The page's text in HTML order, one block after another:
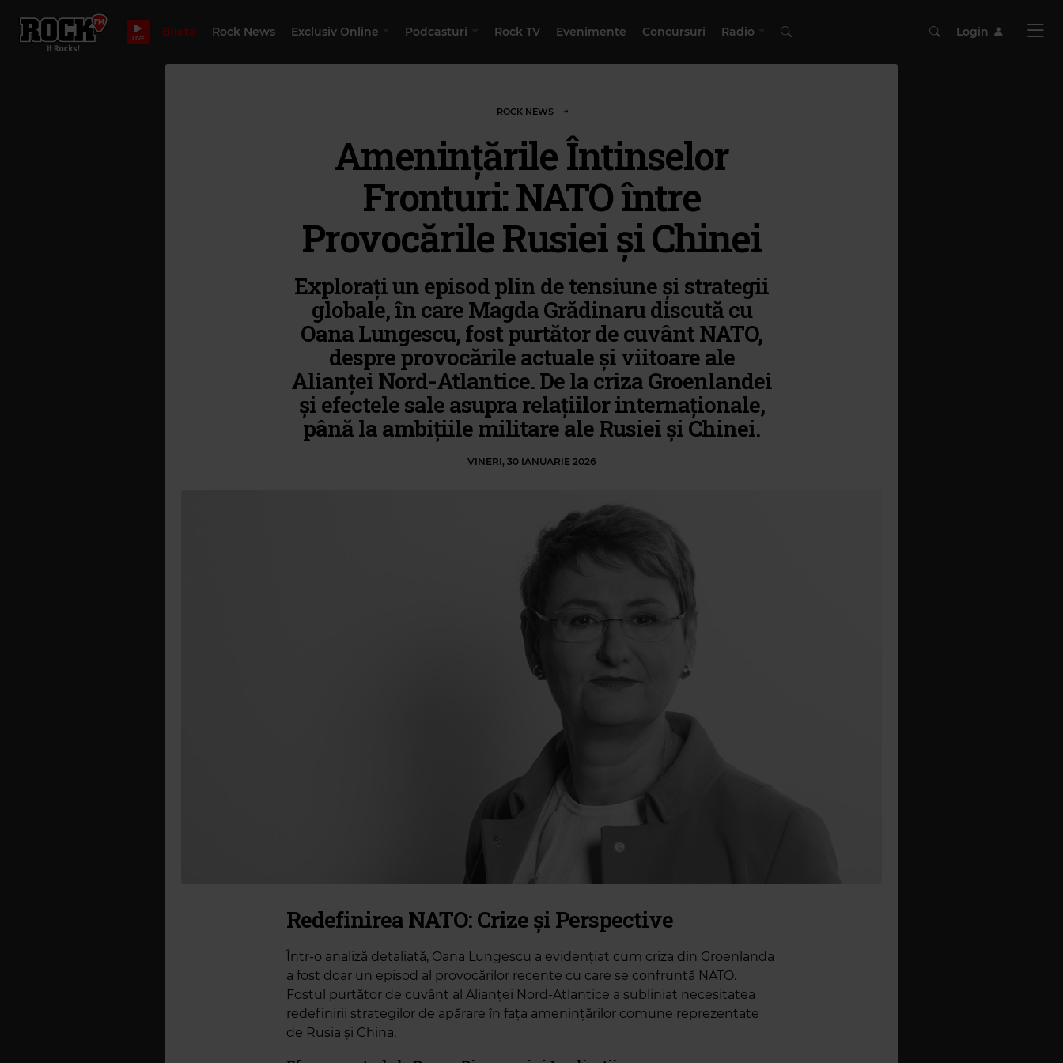
LIVE Bilete Rock News Exclusiv Online Podcasturi Rock TV Evenimente Concursuri Radio Login
ROCK NEWS
Amenințările Întinselor
Fronturi: NATO între
Provocările Rusiei și Chinei
Explorați un episod plin de tensiune și strategii
globale, în care Magda Grădinaru discută cu
Oana Lungescu, fost purtător de cuvânt NATO,
despre provocările actuale și viitoare ale
Alianței Nord-Atlantice. De la criza Groenlandei
și efectele sale asupra relațiilor internaționale,
până la ambițiile militare ale Rusiei și Chinei.
VINERI, 30 IANUARIE 2026
Redefinirea NATO: Crize și Perspective
Într-o analiză detaliată, Oana Lungescu a evidențiat cum criza din Groenlanda
a fost doar un episod al provocărilor recente cu care se confruntă NATO.
Fostul purtător de cuvânt al Alianței Nord-Atlantice a subliniat necesitatea
redefinirii strategilor de apărare în fața amenințărilor comune reprezentate
de Rusia și China.